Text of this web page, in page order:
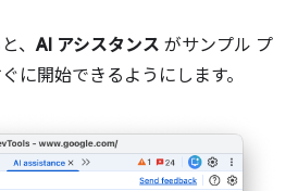
、AI アシスタンス がサンプル プ
に開始できるようにします。